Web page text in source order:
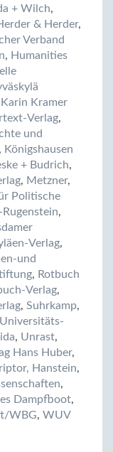
+ Wilch,
& Herder,
Verband
, Humanities
Karin Kramer
Verlag,
und
, Königshausen
+ Budrich,
, Metzner,
Politische
Rugenstein,
Verlag,
und
, Rotbuch
Verlag,
, Suhrkamp,
Universitäts-
, Unrast,
Hans Huber,
Hanstein,
,
Dampfboot,
WBG, WUV